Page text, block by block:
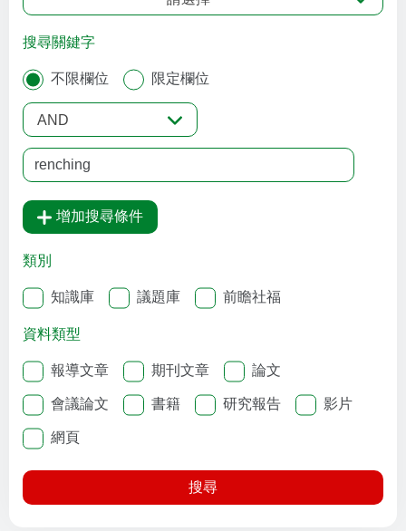
搜尋關鍵字
不限欄位 限定欄位
AND
增加搜尋條件
類別
知識庫 議題庫 前瞻社福
資料類型
報導文章 期刊文章 論文
會議論文 書籍 研究報告 影片
網頁
搜尋